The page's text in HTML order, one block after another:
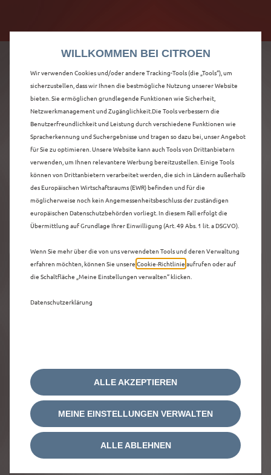
ENTDECKEN SIE ALLE
NEUER C5 AIRCROSS
NEUWAGEN IN
GARBSEN
WILLKOMMEN BEI CITROEN
Wir verwenden Cookies und/oder andere Tracking-Tools (die „Tools“), um
sicherzustellen, dass wir Ihnen die bestmögliche Nutzung unserer Website
bieten. Sie ermöglichen grundlegende Funktionen wie Sicherheit,
Netzwerkmanagement und Zugänglichkeit.Die Tools verbessern die
Benutzerfreundlichkeit und Leistung durch verschiedene Funktionen wie
Spracherkennung und Suchergebnisse und tragen so dazu bei, unser Angebot
für Sie zu optimieren. Unsere Website kann auch Tools von Drittanbietern
verwenden, um Ihnen relevantere Werbung bereitzustellen. Einige Tools
können von Drittanbietern verarbeitet werden, die sich in Ländern außerhalb
des Europäischen Wirtschaftsraums (EWR) befinden und für die
möglicherweise noch kein Angemessenheitsbeschluss der zuständigen
europäischen Datenschutzbehörden vorliegt. In diesem Fall erfolgt die
Übermittlung auf Grundlage Ihrer Einwilligung (Art. 49 Abs. 1 lit. a DSGVO).
Wenn Sie mehr über die von uns verwendeten Tools und deren Verwaltung
erfahren möchten, können Sie unsere Cookie‑Richtlinie aufrufen oder auf
die Schaltfläche „Meine Einstellungen verwalten“ klicken.
Datenschutzerklärung
MEINE EINSTELLUNGEN VERWALTEN
ALLE AKZEPTIEREN
ALLE ABLEHNEN